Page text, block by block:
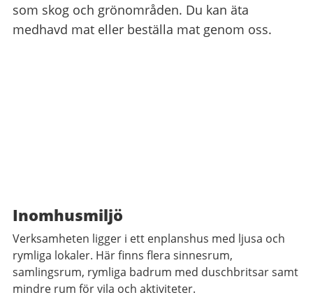
som skog och grönområden. Du kan äta
medhavd mat eller beställa mat genom oss.
Inomhusmiljö
Verksamheten ligger i ett enplanshus med ljusa och
rymliga lokaler. Här finns flera sinnesrum,
samlingsrum, rymliga badrum med duschbritsar samt
mindre rum för vila och aktiviteter.